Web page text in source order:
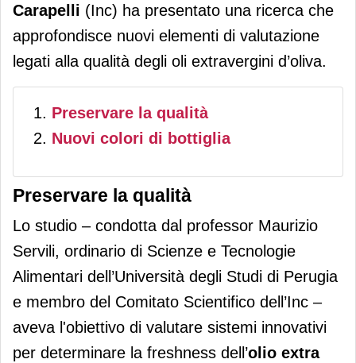
dell’evo in bottiglia
Carapelli (Inc) ha presentato una ricerca che
approfondisce nuovi elementi di valutazione
legati alla qualità degli oli extravergini d’oliva.
Preservare la qualità
Nuovi colori di bottiglia
Preservare la qualità
Lo studio – condotta dal professor Maurizio
Servili, ordinario di Scienze e Tecnologie
Alimentari dell’Università degli Studi di Perugia
e membro del Comitato Scientifico dell’Inc –
aveva l'obiettivo di valutare sistemi innovativi
per determinare la freshness dell’olio extra